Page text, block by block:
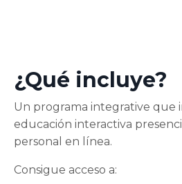
¿Qué incluye?
Un programa integrative que
educación interactiva
personal en línea.
Consigue acceso a: